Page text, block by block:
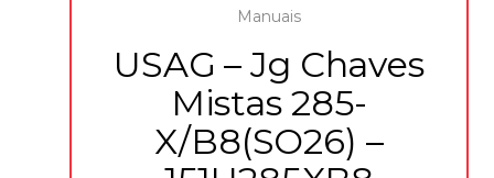
Manuais
USAG – Jg Chaves
Mistas 285-
X/B8(SO26) –